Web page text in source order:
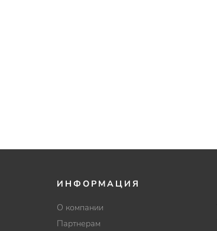
ИНФОРМАЦИЯ
О компании
Партнерам